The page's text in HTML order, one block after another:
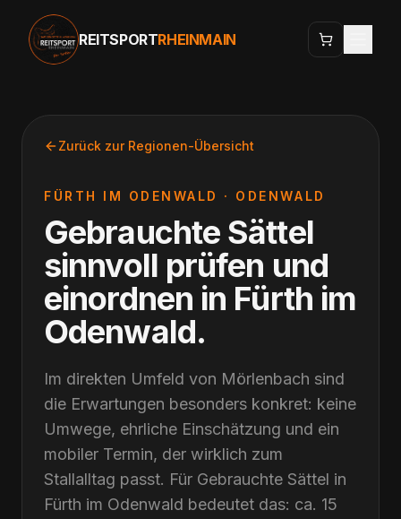
REITSPORTRHEINMAIN
Zurück zur Regionen-Übersicht
FÜRTH IM ODENWALD · ODENWALD
Gebrauchte Sättel
sinnvoll prüfen und
einordnen in Fürth im
Odenwald.
Im direkten Umfeld von Mörlenbach sind
die Erwartungen besonders konkret: keine
Umwege, ehrliche Einschätzung und ein
mobiler Termin, der wirklich zum
Stallalltag passt. Für Gebrauchte Sättel in
Fürth im Odenwald bedeutet das: ca. 15